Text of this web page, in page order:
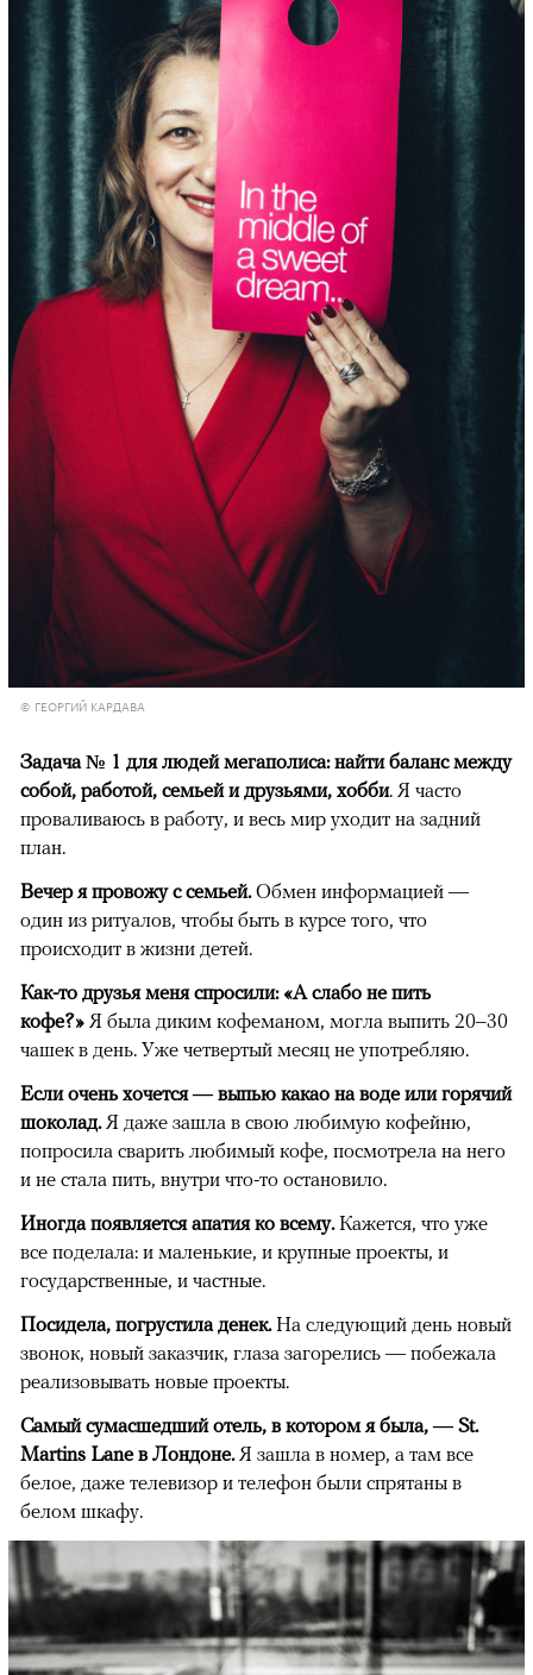
© ГЕОРГИЙ КАРДАВА
Задача № 1 для людей мегаполиса: найти баланс между
собой, работой, семьей и друзьями, хобби. Я часто
проваливаюсь в работу, и весь мир уходит на задний
план.
Вечер я провожу с семьей.Обмен информацией —
один из ритуалов, чтобы быть в курсе того, что
происходит в жизни детей.
Как-то друзья меня спросили: «А слабо не пить
кофе?» Я была диким кофеманом, могла выпить 20–30
чашек в день. Уже четвертый месяц не употребляю.
Если очень хочется — выпью какао на воде или горячий
шоколад.Я даже зашла в свою любимую кофейню,
попросила сварить любимый кофе, посмотрела на него
и не стала пить, внутри что-то остановило.
Иногда появляется апатия ко всему.Кажется, что уже
все поделала: и маленькие, и крупные проекты, и
государственные, и частные.
Посидела, погрустила денек.На следующий день новый
звонок, новый заказчик, глаза загорелись — побежала
реализовывать новые проекты.
Самый сумасшедший отель, в котором я была, — St.
Martins Lane в Лондоне.Я зашла в номер, а там все
белое, даже телевизор и телефон были спрятаны в
белом шкафу.